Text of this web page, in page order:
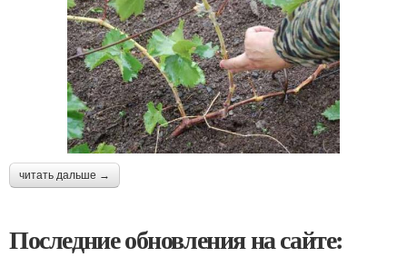
читать дальше →
Последние обновления на сайте: